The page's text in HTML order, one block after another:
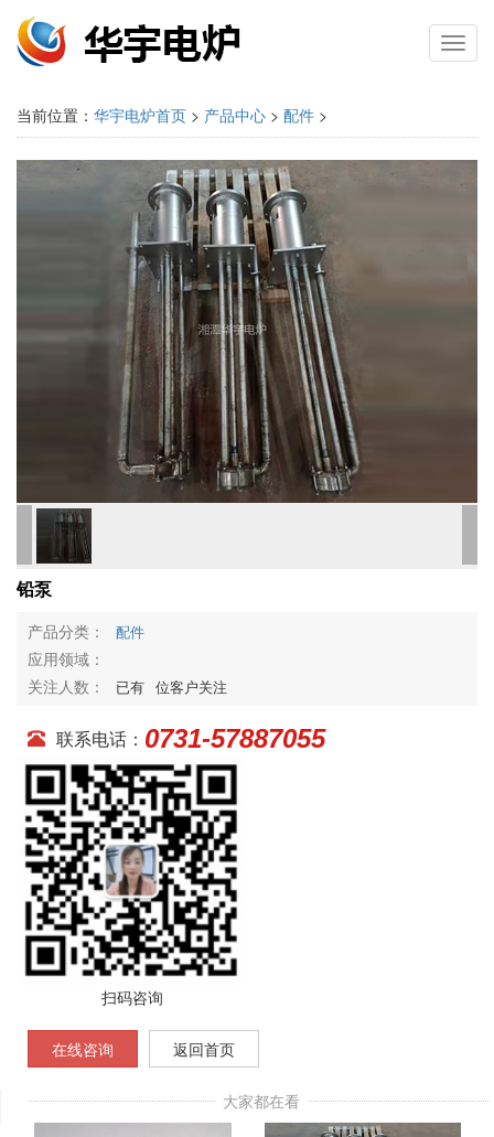
当前位置： 华宇电炉首页 > 产品中心 > 配件 >
铅泵
产品分类： 配件
应用领域：
关注人数：
已有 位客户关注
联系电话： 0731-57887055
扫码咨询
在线咨询 返回首页
大家都在看